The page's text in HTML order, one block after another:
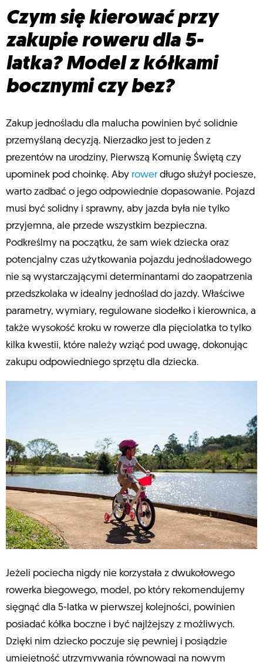
Czym się kierować przy
zakupie roweru dla 5-
latka? Model z kółkami
bocznymi czy bez?
Zakup jednośladu dla malucha powinien być solidnie
przemyślaną decyzją. Nierzadko jest to jeden z
prezentów na urodziny, Pierwszą Komunię Świętą czy
upominek pod choinkę. Aby rowerdługo służył pociesze,
warto zadbać o jego odpowiednie dopasowanie. Pojazd
musi być solidny i sprawny, aby jazda była nie tylko
przyjemna, ale przede wszystkim bezpieczna.
Podkreślmy na początku, że sam wiek dziecka oraz
potencjalny czas użytkowania pojazdu jednośladowego
nie są wystarczającymi determinantami do zaopatrzenia
przedszkolaka w idealny jednoślad do jazdy. Właściwe
parametry, wymiary, regulowane siodełko i kierownica, a
także wysokość kroku w rowerze dla pięciolatka to tylko
kilka kwestii, które należy wziąć pod uwagę, dokonując
zakupu odpowiedniego sprzętu dla dziecka.
Jeżeli pociecha nigdy nie korzystała z dwukołowego
rowerka biegowego, model, po który rekomendujemy
sięgnąć dla 5-latka w pierwszej kolejności, powinien
posiadać kółka boczne i być najlżejszy z możliwych.
Dzięki nim dziecko poczuje się pewniej i posiądzie
umiejętność utrzymywania równowagi na nowym